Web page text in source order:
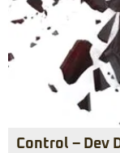
Control – Dev